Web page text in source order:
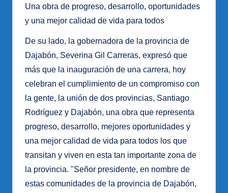
Una obra de progreso, desarrollo, oportunidades
y una mejor calidad de vida para todos
De su lado, la gobernadora de la provincia de
Dajabón, Severina Gil Carreras, expresó que
más que la inauguración de una carrera, hoy
celebran el cumplimiento de un compromiso con
la gente, la unión de dos provincias, Santiago
Rodríguez y Dajabón, una obra que representa
progreso, desarrollo, mejores oportunidades y
una mejor calidad de vida para todos los que
transitan y viven en esta tan importante zona de
la provincia. "Señor presidente, en nombre de
estas comunidades de la provincia de Dajabón,